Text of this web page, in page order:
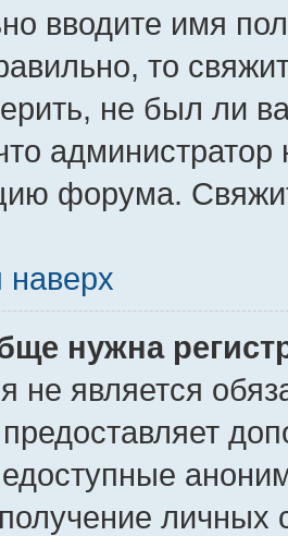
вводите имя
то
не был ли
администратор
форума.
наверх
нужна
не является